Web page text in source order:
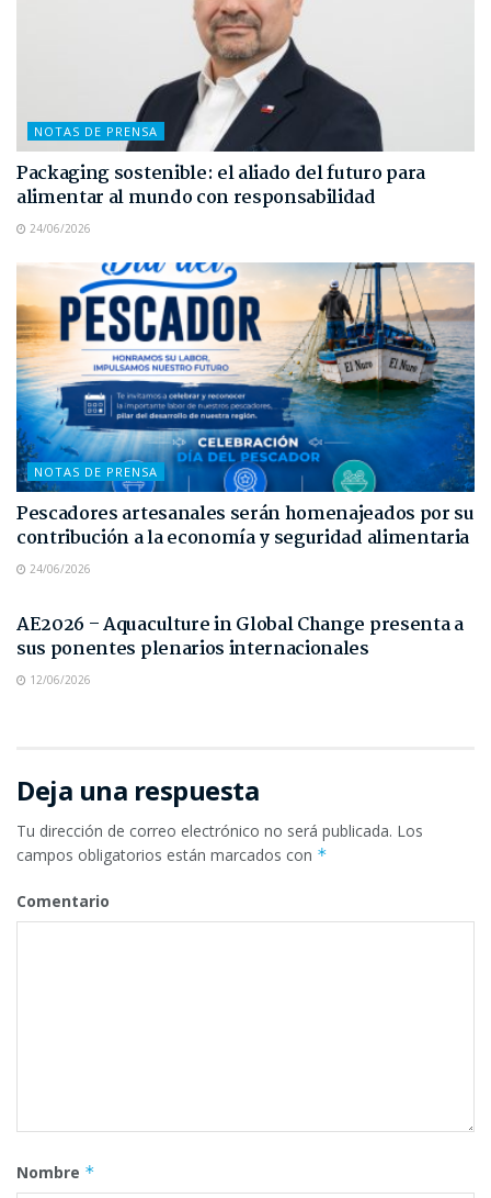
NOTAS DE PRENSA
Packaging sostenible: el aliado del futuro para
alimentar al mundo con responsabilidad
24/06/2026
NOTAS DE PRENSA
Pescadores artesanales serán homenajeados por su
contribución a la economía y seguridad alimentaria
24/06/2026
AE2026 – Aquaculture in Global Change presenta a
sus ponentes plenarios internacionales
12/06/2026
Deja una respuesta
Tu dirección de correo electrónico no será publicada. Los
campos obligatorios están marcados con *
Comentario
Nombre *